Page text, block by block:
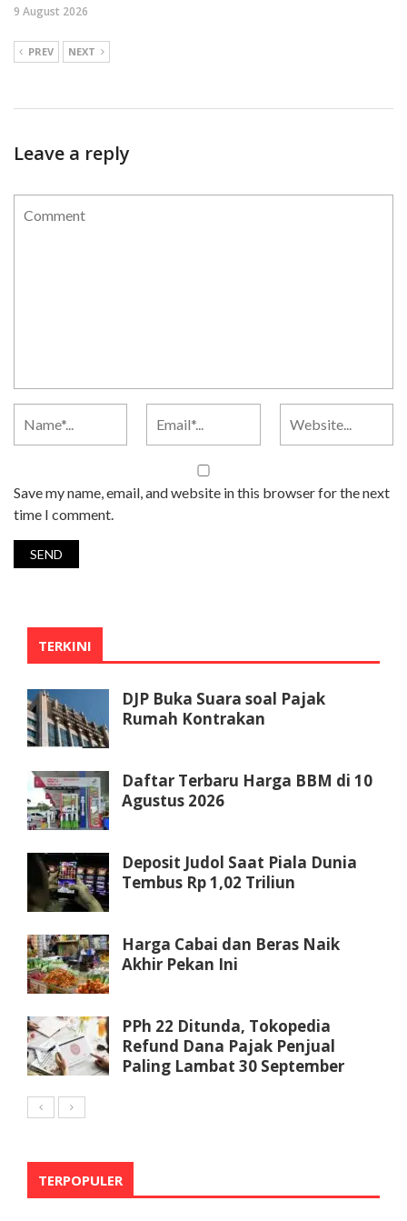
9 August 2026
PREV NEXT
Leave a reply
Save my name, email, and website in this browser for the next
time I comment.
TERKINI
DJP Buka Suara soal Pajak
Rumah Kontrakan
Daftar Terbaru Harga BBM di 10
Agustus 2026
Deposit Judol Saat Piala Dunia
Tembus Rp 1,02 Triliun
Harga Cabai dan Beras Naik
Akhir Pekan Ini
PPh 22 Ditunda, Tokopedia
Refund Dana Pajak Penjual
Paling Lambat 30 September
TERPOPULER